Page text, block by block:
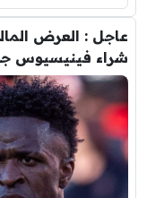
عاجل : العرض
شراء فينيسيوس